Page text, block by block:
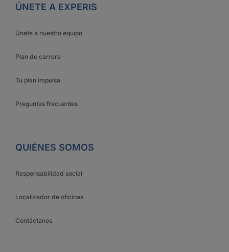
ÚNETE A EXPERIS
Únete a nuestro equipo
Plan de carrera
Tu plan impulsa
Preguntas frecuentes
QUIÉNES SOMOS
Responsabilidad social
Localizador de oficinas
Contáctanos